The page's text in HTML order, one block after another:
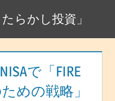
らかし投資」
で「FIRE
めの戦略」